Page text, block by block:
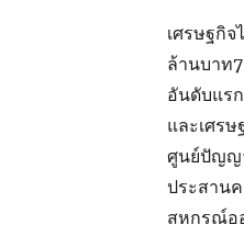
เศรษฐกิ
ล้านบาท
อันดับแร
และเศร
ศูนย์ปัญญ
ประสาน
สหกรณ์อ